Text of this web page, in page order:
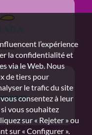
l’expérience
la confidentialité et
via le Web. Nous
de tiers pour
le trafic du site
consentez à leur
vous souhaitez
sur « Rejeter » ou
sur « Configurer ».